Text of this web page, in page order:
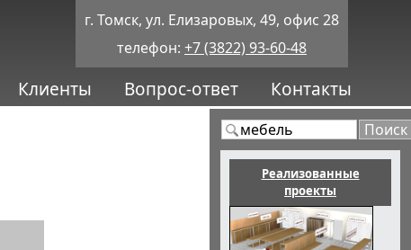
г. Томск, ул. Елизаровых, 49, офис 28
телефон: +7 (3822) 93-60-48
Клиенты Вопрос-ответ Контакты
Реализованные
проекты